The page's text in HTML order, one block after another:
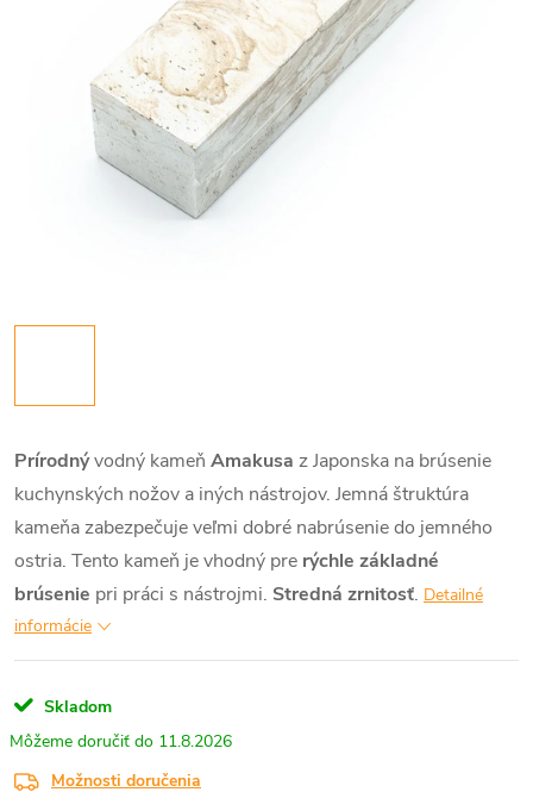
Prírodnývodný kameň Amakusa z Japonska na brúsenie
kuchynských nožov a iných nástrojov. Jemná štruktúra
kameňa zabezpečuje veľmi dobré nabrúsenie do jemného
ostria. Tento kameň je vhodný pre rýchle základné
brúsenie pri práci s nástrojmi. Stredná zrnitosť. Detailné
informácie
Skladom
11.8.2026
Možnosti doručenia